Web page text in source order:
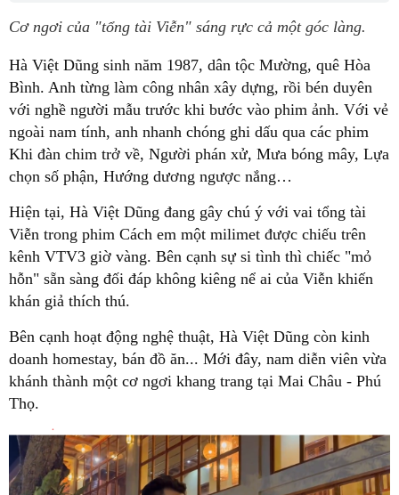
Cơ ngơi của "tổng tài Viễn" sáng rực cả một góc làng.
Hà Việt Dũng sinh năm 1987, dân tộc Mường, quê Hòa
Bình. Anh từng làm công nhân xây dựng, rồi bén duyên
với nghề người mẫu trước khi bước vào phim ảnh. Với vẻ
ngoài nam tính, anh nhanh chóng ghi dấu qua các phim
Khi đàn chim trở về, Người phán xử, Mưa bóng mây, Lựa
chọn số phận, Hướng dương ngược nắng…
Hiện tại, Hà Việt Dũng đang gây chú ý với vai tổng tài
Viễn trong phim Cách em một milimet được chiếu trên
kênh VTV3 giờ vàng. Bên cạnh sự si tình thì chiếc "mỏ
hỗn" sẵn sàng đối đáp không kiêng nể ai của Viễn khiến
khán giả thích thú.
Bên cạnh hoạt động nghệ thuật, Hà Việt Dũng còn kinh
doanh homestay, bán đồ ăn... Mới đây, nam diễn viên vừa
khánh thành một cơ ngơi khang trang tại Mai Châu - Phú
Thọ.